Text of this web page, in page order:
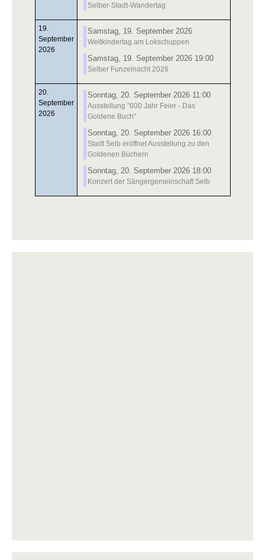
Selber-Stadt-Wandertag
19.
September
2026
Samstag, 19. September 2026
Weltkindertag am Lokschuppen
Samstag, 19. September 2026 19:00
Selber Funzelnacht 2026
20.
September
2026
Sonntag, 20. September 2026 11:00
Ausstellung "600 Jahr Feier - Das
Goldene Buch"
Sonntag, 20. September 2026 16:00
Stadt Selb eröffnet Ausstellung zu den
Goldenen Büchern
Sonntag, 20. September 2026 18:00
Konzert der Sängergemeinschaft Selb